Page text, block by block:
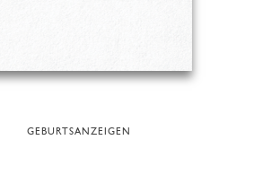
GEBURTSANZEIGEN